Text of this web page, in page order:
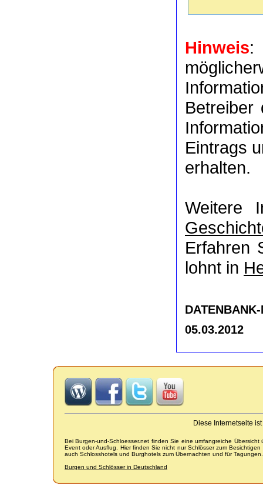
Hinweis:
Eintrags
erhalten.
Weitere
Erfahren
lohnt in
05.03.2012
Diese Internetseite
Bei Burgen-und-Schloesser.net finden Sie eine umfangreiche
Event oder Ausflug. Hier finden Sie nicht nur Schlösser zum
auch Schlosshotels und Burghotels zum Übernachten und für Tagungen.
Burgen und Schlösser in Deutschland